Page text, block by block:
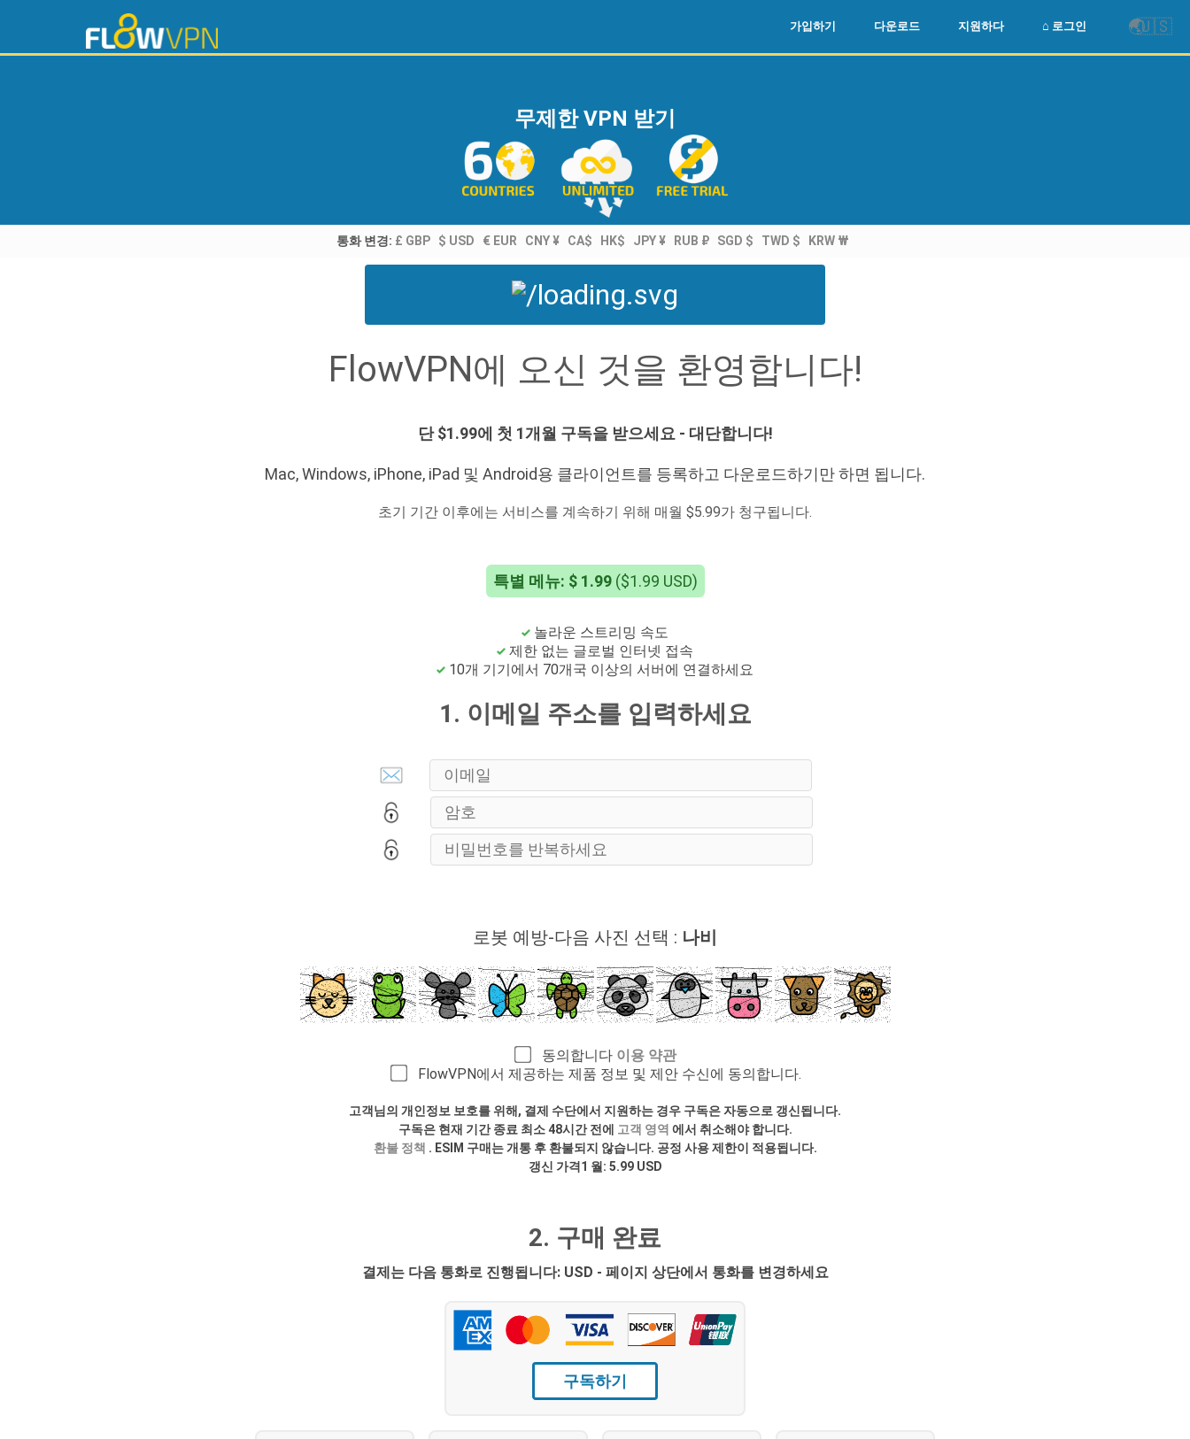
🌏🇺🇸
가입하기 다운로드 지원하다 ⌂ 로그인
무제한 VPN 받기
통화 변경: £ GBP $ USD € EUR CNY ¥ CA$ HK$ JPY ¥ RUB ₽ SGD $ TWD $ KRW ₩
FlowVPN에 오신 것을 환영합니다!
단 $1.99에 첫 1개월 구독을 받으세요 - 대단합니다!
Mac, Windows, iPhone, iPad 및 Android용 클라이언트를 등록하고 다운로드하기만 하면 됩니다.
초기 기간 이후에는 서비스를 계속하기 위해 매월 $5.99가 청구됩니다.
특별 메뉴: $ 1.99($1.99 USD)
놀라운 스트리밍 속도
제한 없는 글로벌 인터넷 접속
10개 기기에서 70개국 이상의 서버에 연결하세요
1. 이메일 주소를 입력하세요
로봇 예방-다음 사진 선택 : 나비
동의합니다 이용 약관
FlowVPN에서 제공하는 제품 정보 및 제안 수신에 동의합니다.
고객님의 개인정보 보호를 위해, 결제 수단에서 지원하는 경우 구독은 자동으로 갱신됩니다.
구독은 현재 기간 종료 최소 48시간 전에 고객 영역 에서 취소해야 합니다.
환불 정책 . ESIM 구매는 개통 후 환불되지 않습니다. 공정 사용 제한이 적용됩니다.
갱신 가격1 월: 5.99 USD
2. 구매 완료
결제는 다음 통화로 진행됩니다: USD - 페이지 상단에서 통화를 변경하세요
구독하기